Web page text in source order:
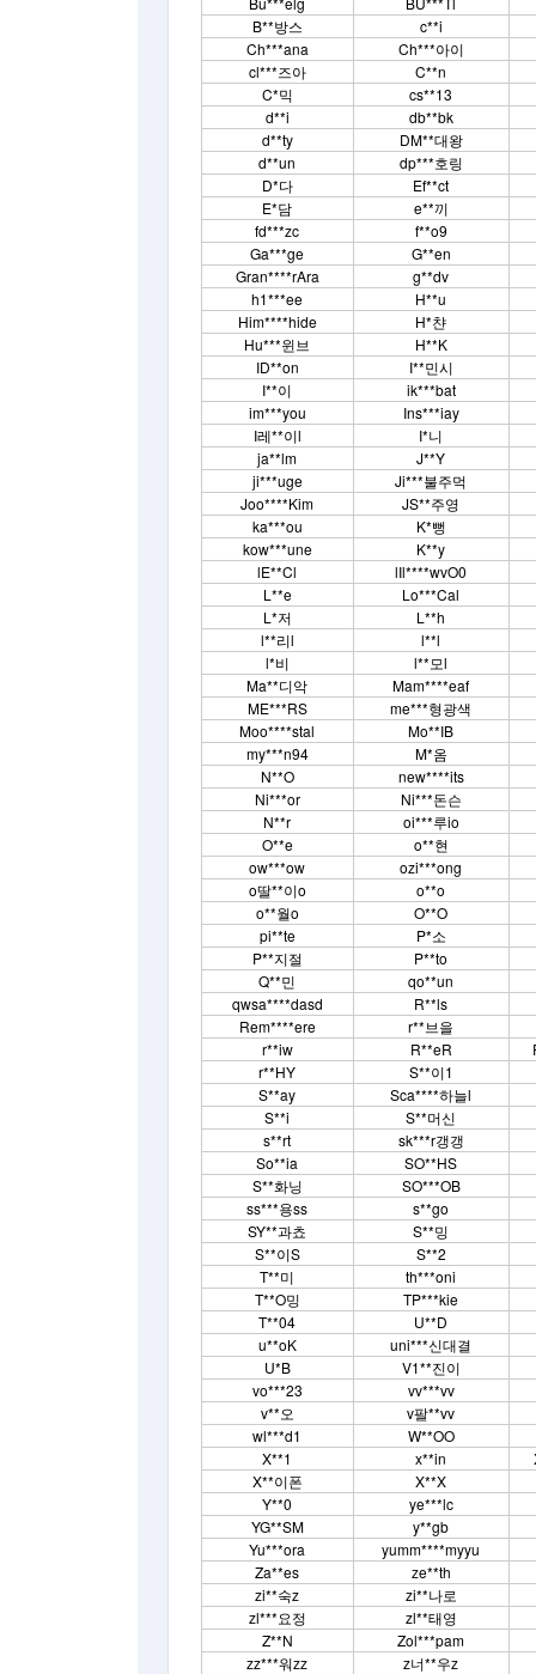
B**방스
c**i
Ch***ana
Ch***아이
cl***즈아
C**n
C*믹
cs**13
d**i
db**bk
d**ty
DM**대왕
d**un
dp***호링
D*다
Ef**ct
E*담
e**끼
fd***zc
f**o9
Ga***ge
G**en
Gran****rAra
g**dv
h1***ee
H**u
Him****hide
H*챤
Hu***윈브
H**K
ID**on
I**민시
I**이
ik***bat
im***you
Ins***iay
I레**이l
I*니
ja**lm
J**Y
ji***uge
Ji***불주먹
Joo****Kim
JS**주영
ka***ou
K*뻥
kow***une
K**y
lE**Cl
lIl****wvO0
L**e
Lo***Cal
L*저
L**h
l**리l
l**l
l*비
l**모l
Ma**디악
Mam****eaf
ME***RS
me***형광색
Moo****stal
Mo**IB
my***n94
M*옴
N**O
new****its
Ni***or
Ni***돈슨
N**r
oi***루io
O**e
o**현
ow***ow
ozi***ong
o딸**이o
o**o
o**월o
O**O
pi**te
P*소
P**지절
P**to
Q**민
qo**un
qwsa****dasd
R**ls
Rem****ere
r**브을
r**iw
R**eR
r**HY
S**이1
S**ay
Sca****하늘l
S**i
S**머신
s**rt
sk***r갱갱
So**ia
SO**HS
S**화닝
SO***OB
ss***용ss
s**go
SY**과쵸
S**밍
S**이S
S**2
T**미
th***oni
T**O밍
TP***kie
T**04
U**D
u**oK
uni***신대결
U*B
V1**진이
vo***23
vv***vv
v**오
v팔**vv
wl***d1
W**OO
X**1
x**in
X**이폰
X**X
Y**0
ye***lc
YG**SM
y**gb
Yu***ora
yumm****myyu
Za**es
ze**th
zi**숙z
zi**나로
zl***요정
zl**태영
Z**N
Zol***pam
zz***워zz
z너**우z